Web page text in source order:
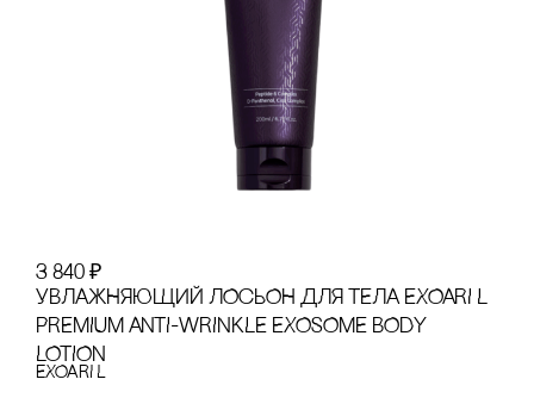
3 840 ₽
УВЛАЖНЯЮЩИЙ ЛОсЬОН ДЛЯ ТЕЛА EXOARI L
PREMIUM ANTI-WRINKLE EXOSOME BODY
LOTION
EXOARI L